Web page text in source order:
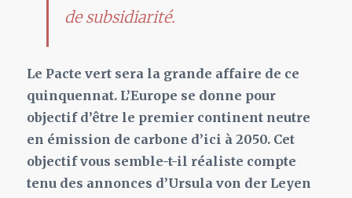
de subsidiarité.
Le Pacte vert sera la grande affaire de ce
quinquennat. L’Europe se donne pour
objectif d’être le premier continent neutre
en émission de carbone d’ici à 2050. Cet
objectif vous semble-t-il réaliste compte
tenu des annonces d’Ursula von der Leyen